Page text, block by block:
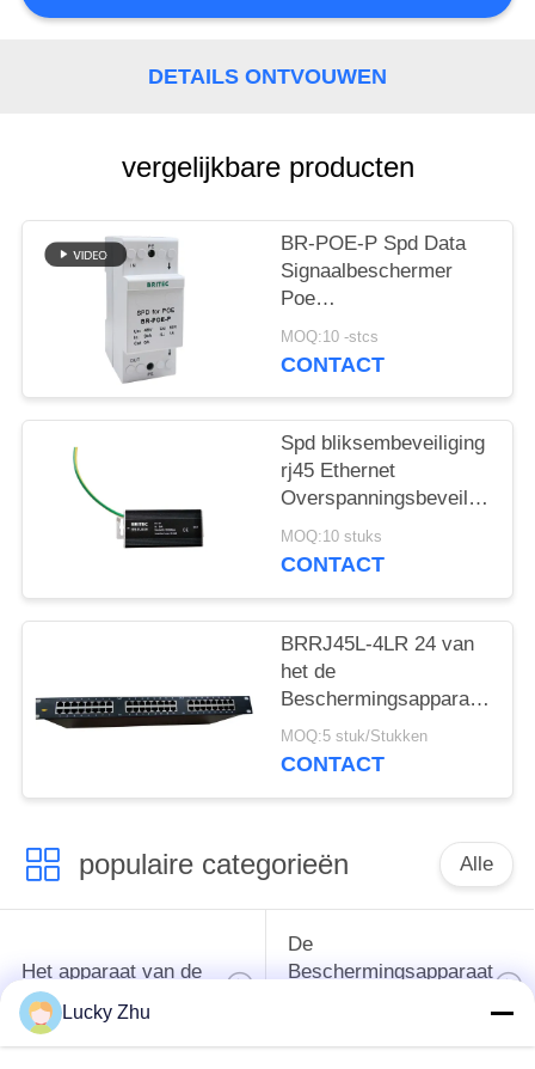
DETAILS ONTVOUWEN
vergelijkbare producten
BR-POE-P Spd Data
Signaalbeschermer
Poe
Overspanningsbeveiliging
48V China ethernet
camera
MOQ:10 -stcs
CONTACT
Spd bliksembeveiliging
rj45 Ethernet
Overspanningsbeveiliging
Signaal 1000Mbps
China ethernet
MOQ:10 stuks
CONTACT
BRRJ45L-4LR 24 van
het de
Beschermingsapparaat
van de Havenrj45
Ethernet Schommeling
MOQ:5 stuk/Stukken
CONTACT
populaire categorieën Alle
Het apparaat van de
schommelingsbescherming
De
Beschermingsapparaat
Lucky Zhu